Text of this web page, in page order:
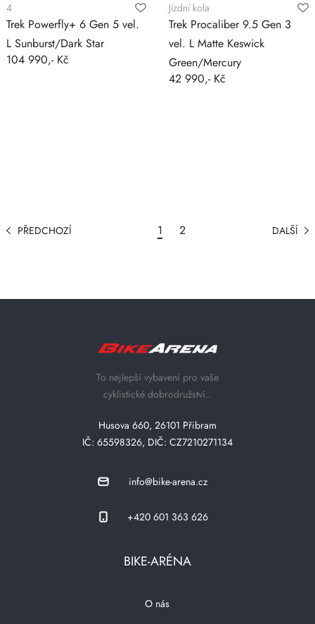
4
Trek Powerfly+ 6 Gen 5 vel.
L Sunburst/Dark Star
104 990,- Kč
Jízdní kola
Trek Procaliber 9.5 Gen 3
vel. L Matte Keswick
Green/Mercury
42 990,- Kč
PŘEDCHOZÍ 1 2 DALŠÍ
To nejlepší vybavení pro vaše
cyklistické dobrodružství..
Husova 660, 26101 Přibram
IČ: 65598326, DIČ: CZ7210271134
info@bike-arena.cz
+420 601 363 626
BIKE-ARÉNA
O nás